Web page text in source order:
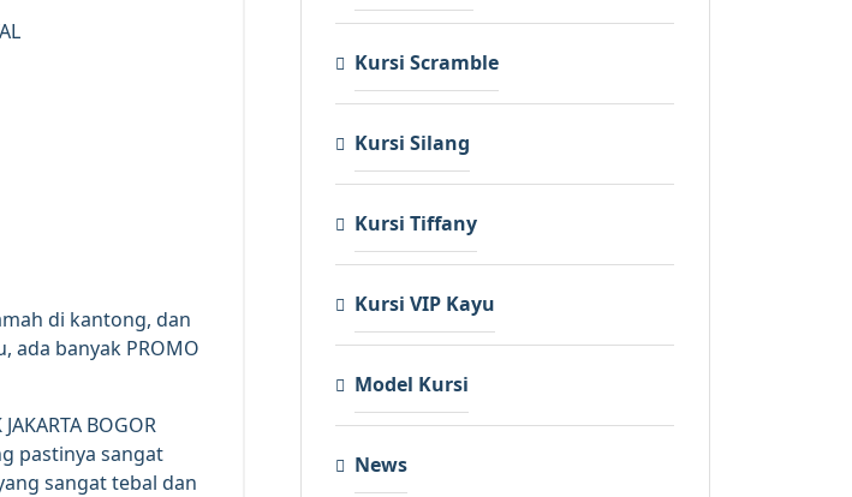
di kantong, dan
ada banyak PROMO
pastinya sangat
sangat tebal dan
Kursi Scramble
Kursi Silang
Kursi Tiffany
Kursi VIP Kayu
Model Kursi
News